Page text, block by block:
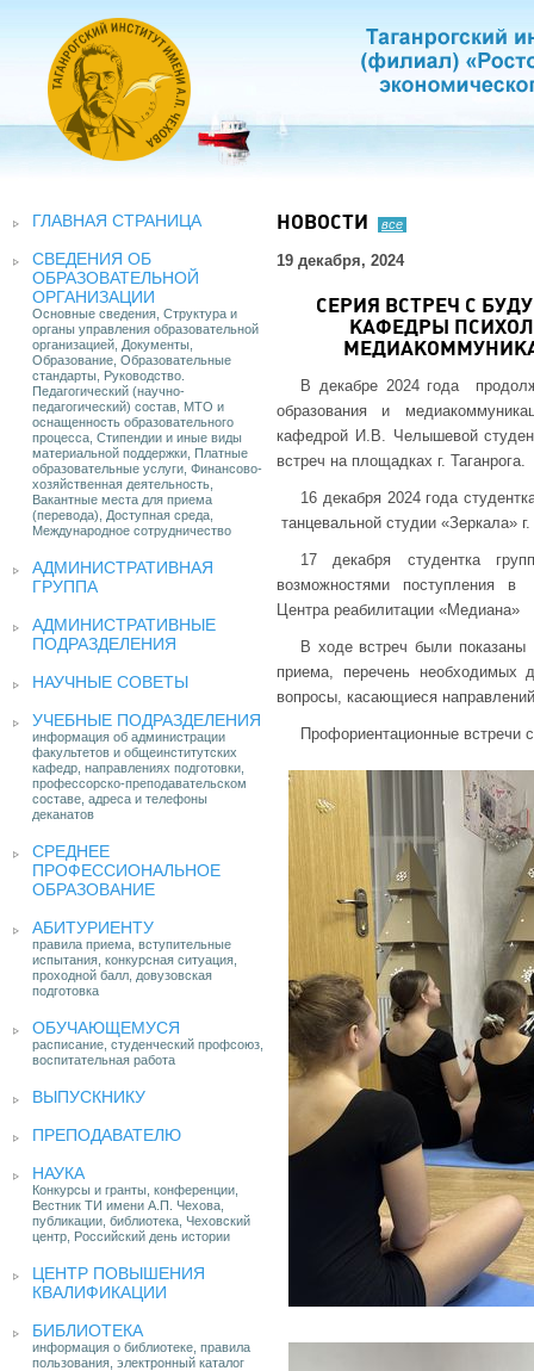
ГЛАВНАЯ СТРАНИЦА
СВЕДЕНИЯ ОБ
ОБРАЗОВАТЕЛЬНОЙ
ОРГАНИЗАЦИИ
Основные сведения, Структура и
органы управления образовательной
организацией, Документы,
Образование, Образовательные
стандарты, Руководство.
Педагогический (научно-
педагогический) состав, МТО и
оснащенность образовательного
процесса, Стипендии и иные виды
материальной поддержки, Платные
образовательные услуги, Финансово-
хозяйственная деятельность,
Вакантные места для приема
(перевода), Доступная среда,
Международное сотрудничество
АДМИНИСТРАТИВНАЯ
ГРУППА
АДМИНИСТРАТИВНЫЕ
ПОДРАЗДЕЛЕНИЯ
НАУЧНЫЕ СОВЕТЫ
УЧЕБНЫЕ ПОДРАЗДЕЛЕНИЯ
информация об администрации
факультетов и общеинститутских
кафедр, направлениях подготовки,
профессорско-преподавательском
составе, адреса и телефоны
деканатов
СРЕДНЕЕ
ПРОФЕССИОНАЛЬНОЕ
ОБРАЗОВАНИЕ
АБИТУРИЕНТУ
правила приема, вступительные
испытания, конкурсная ситуация,
проходной балл, довузовская
подготовка
ОБУЧАЮЩЕМУСЯ
расписание, студенческий профсоюз,
воспитательная работа
ВЫПУСКНИКУ
ПРЕПОДАВАТЕЛЮ
НАУКА
Конкурсы и гранты, конференции,
Вестник ТИ имени А.П. Чехова,
публикации, библиотека, Чеховский
центр, Российский день истории
ЦЕНТР ПОВЫШЕНИЯ
КВАЛИФИКАЦИИ
БИБЛИОТЕКА
информация о библиотеке, правила
пользования, электронный каталог
НОВОСТИ все
19 декабря, 2024
СЕРИЯ ВСТРЕЧ С
КАФЕДРЫ
В декабре 2024 года
образования и
кафедрой И.В. Челышевой
встреч на площадках г. Таганрога.
16 декабря 2024 года
танцевальной студии «Зеркала» г.
17 декабря студентка
возможностями поступления
Центра реабилитации «Медиана»
В ходе встреч были
приема, перечень необходимых
вопросы, касающиеся
Профориентационные встречи